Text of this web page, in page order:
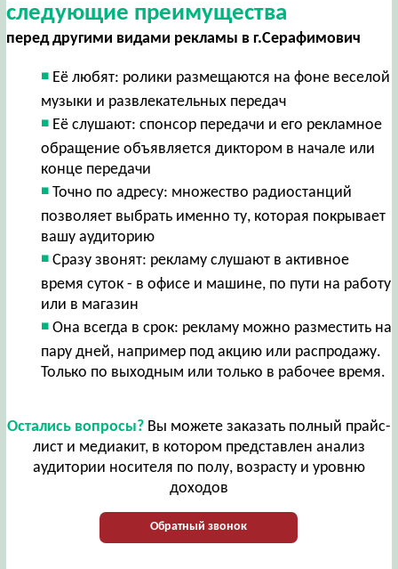
следующие преимущества
перед другими видами рекламы в г.Серафимович
Её любят: ролики размещаются на фоне веселой
музыки и развлекательных передач
Её слушают: спонсор передачи и его рекламное
обращение объявляется диктором в начале или
конце передачи
Точно по адресу: множество радиостанций
позволяет выбрать именно ту, которая покрывает
вашу аудиторию
Сразу звонят: рекламу слушают в активное
время суток - в офисе и машине, по пути на работу
или в магазин
Она всегда в срок: рекламу можно разместить на
пару дней, например под акцию или распродажу.
Только по выходным или только в рабочее время.
Остались вопросы?Вы можете заказать полный прайс-
лист и медиакит, в котором представлен анализ
аудитории носителя по полу, возрасту и уровню
доходов
Обратный звонок